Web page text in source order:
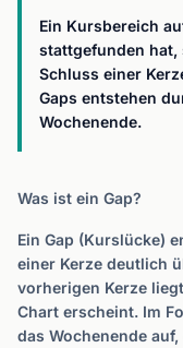
Ein Kursbereich
stattgefunden hat,
Schluss einer
Gaps entstehen
Wochenende.
Was ist ein Gap?
Ein Gap (Kurslücke)
einer Kerze deutlich
vorherigen Kerze
Chart erscheint. Im
das Wochenende